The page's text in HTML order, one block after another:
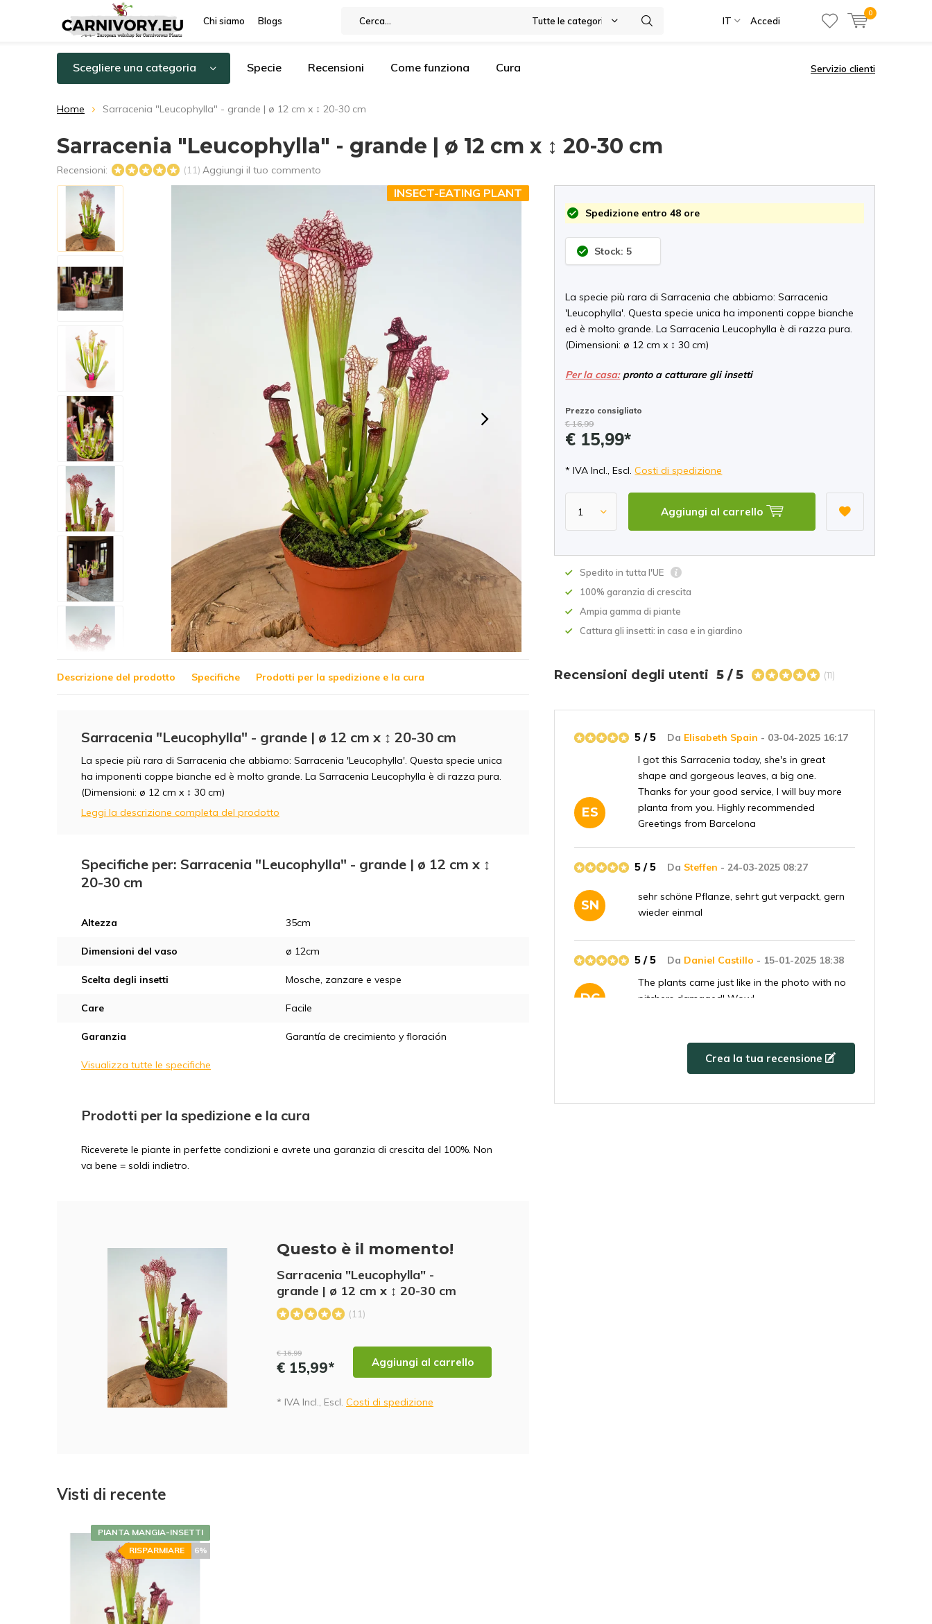
Chi siamo Blogs Tutte le categorie IT Accedi
0
Scegliere una categoria Specie Recensioni Come funziona Cura Servizio clienti
Home Sarracenia "Leucophylla" - grande | ø 12 cm x ↕ 20-30 cm
Sarracenia "Leucophylla" - grande | ø 12 cm x ↕ 20-30 cm
Recensioni: (11) Aggiungi il tuo commento
INSECT-EATING PLANT
Spedizione entro 48 ore
Stock: 5
La specie più rara di Sarracenia che abbiamo: Sarracenia
'Leucophylla'. Questa specie unica ha imponenti coppe bianche
ed è molto grande. La Sarracenia Leucophylla è di razza pura.
(Dimensioni: ø 12 cm x ↕ 30 cm)
Per la casa:pronto a catturare gli insetti
Prezzo consigliato
€ 16,99
€ 15,99*
* IVA Incl., Escl.Costi di spedizione
Aggiungi al carrello
Spedito in tutta l'UE
100% garanzia di crescita
Ampia gamma di piante
Cattura gli insetti: in casa e in giardino
Descrizione del prodotto Specifiche Prodotti per la spedizione e la cura
Sarracenia "Leucophylla" - grande | ø 12 cm x ↕ 20-30 cm
La specie più rara di Sarracenia che abbiamo: Sarracenia 'Leucophylla'. Questa specie unica
ha imponenti coppe bianche ed è molto grande. La Sarracenia Leucophylla è di razza pura.
(Dimensioni: ø 12 cm x ↕ 30 cm)
Leggi la descrizione completa del prodotto
Specifiche per: Sarracenia "Leucophylla" - grande | ø 12 cm x ↕
20-30 cm
Altezza 35cm
Dimensioni del vaso ø 12cm
Scelta degli insetti Mosche, zanzare e vespe
Care Facile
Garanzia Garantía de crecimiento y floración
Visualizza tutte le specifiche
Prodotti per la spedizione e la cura
Riceverete le piante in perfette condizioni e avrete una garanzia di crescita del 100%. Non
va bene = soldi indietro.
Questo è il momento!
Sarracenia "Leucophylla" -
grande | ø 12 cm x ↕ 20-30 cm
(11)
€ 16,99
€ 15,99* Aggiungi al carrello
* IVA Incl., Escl. Costi di spedizione
Recensioni degli utenti 5 / 5 (11)
ES
Da Elisabeth Spain - 03-04-2025 16:17
5 / 5
I got this Sarracenia today, she's in great
shape and gorgeous leaves, a big one.
Thanks for your good service, I will buy more
planta from you. Highly recommended
Greetings from Barcelona
SN
Da Steffen - 24-03-2025 08:27
5 / 5
sehr schöne Pflanze, sehrt gut verpackt, gern
wieder einmal
DC
Da Daniel Castillo - 15-01-2025 18:38
5 / 5
The plants came just like in the photo with no
pitchers damaged! Wow!
Andy- 06-01-2025 19:15
Crea la tua recensione
Visti di recente
PIANTA MANGIA-INSETTI
6%
RISPARMIARE